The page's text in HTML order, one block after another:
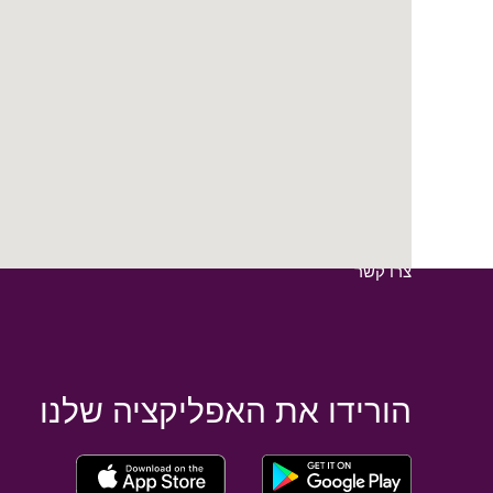
צרו קשר
הורידו את האפליקציה שלנו